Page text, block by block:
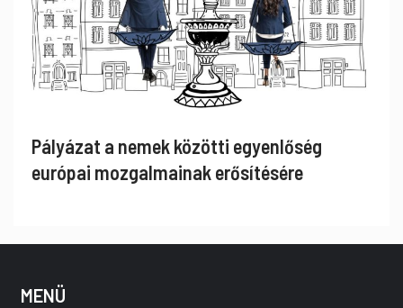
Pályázat a nemek közötti egyenlőség
európai mozgalmainak erősítésére
MENÜ